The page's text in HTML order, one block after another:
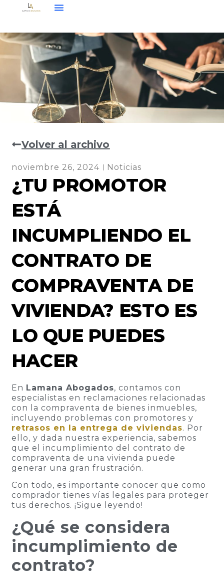
Volver al archivo
noviembre 26, 2024 Noticias
¿TU PROMOTOR
ESTÁ
INCUMPLIENDO EL
CONTRATO DE
COMPRAVENTA DE
VIVIENDA? ESTO ES
LO QUE PUEDES
HACER
En Lamana Abogados, contamos con
especialistas en reclamaciones relacionadas
con la compraventa de bienes inmuebles,
incluyendo problemas con promotores y
retrasos en la entrega de viviendas. Por
ello, y dada nuestra experiencia, sabemos
que el incumplimiento del contrato de
compraventa de una vivienda puede
generar una gran frustración.
Con todo, es importante conocer que como
comprador tienes vías legales para proteger
tus derechos. ¡Sigue leyendo!
¿Qué se considera
incumplimiento de
contrato?